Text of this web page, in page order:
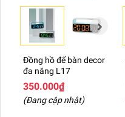
Đồng hồ để bàn decor
đa năng L17
350.000₫
(Đang cập nhật)